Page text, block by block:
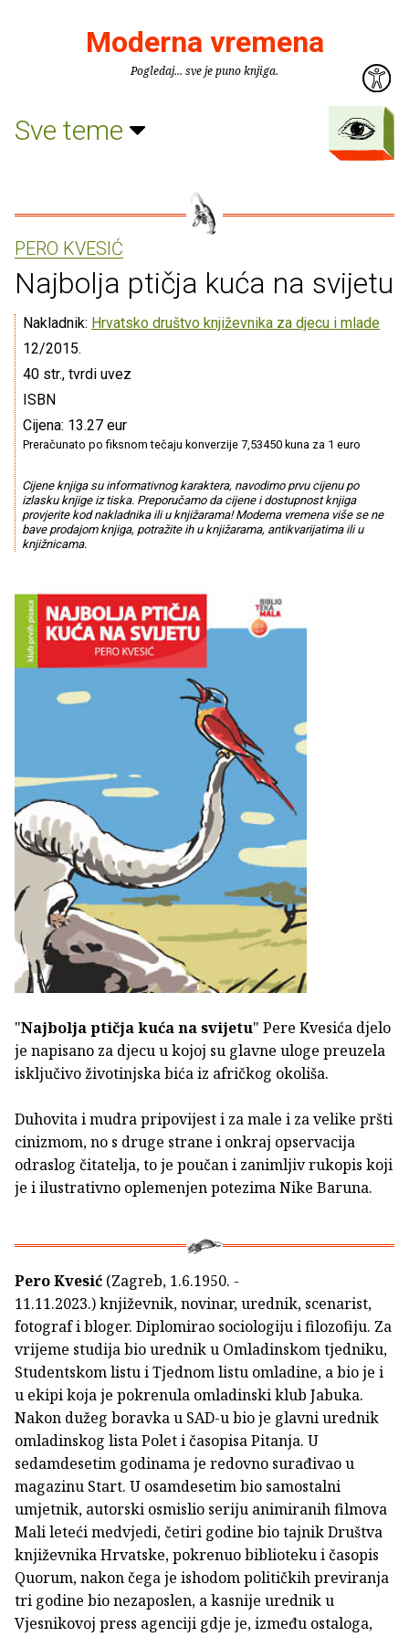
Moderna vremena
Pogledaj... sve je puno knjiga.
Sve teme
PERO KVESIĆ
Najbolja ptičja kuća na svijetu
Nakladnik: Hrvatsko društvo književnika za djecu i mlade
12/2015.
40 str., tvrdi uvez
ISBN
Cijena: 13.27 eur
Preračunato po fiksnom tečaju konverzije 7,53450 kuna za 1 euro
Cijene knjiga su informativnog karaktera, navodimo prvu cijenu po
izlasku knjige iz tiska. Preporučamo da cijene i dostupnost knjiga
provjerite kod nakladnika ili u knjižarama! Moderna vremena više se ne
bave prodajom knjiga, potražite ih u knjižarama, antikvarijatima ili u
knjižnicama.
"Najbolja ptičja kuća na svijetu" Pere Kvesića djelo
je napisano za djecu u kojoj su glavne uloge preuzela
isključivo životinjska bića iz afričkog okoliša.
Duhovita i mudra pripovijest i za male i za velike pršti
cinizmom, no s druge strane i onkraj opservacija
odraslog čitatelja, to je poučan i zanimljiv rukopis koji
je i ilustrativno oplemenjen potezima Nike Baruna.
Pero Kvesić (Zagreb, 1.6.1950. -
11.11.2023.)književnik, novinar, urednik, scenarist,
fotograf i bloger. Diplomirao sociologiju i filozofiju. Za
vrijeme studija bio urednik u Omladinskom tjedniku,
Studentskom listu i Tjednom listu omladine, a bio je i
u ekipi koja je pokrenula omladinski klub Jabuka.
Nakon dužeg boravka u SAD-u bio je glavni urednik
omladinskog lista Polet i časopisa Pitanja. U
sedamdesetim godinama je redovno surađivao u
magazinu Start. U osamdesetim bio samostalni
umjetnik, autorski osmislio seriju animiranih filmova
Mali leteći medvjedi, četiri godine bio tajnik Društva
književnika Hrvatske, pokrenuo biblioteku i časopis
Quorum, nakon čega je ishodom političkih previranja
tri godine bio nezaposlen, a kasnije urednik u
Vjesnikovoj press agenciji gdje je, između ostaloga,